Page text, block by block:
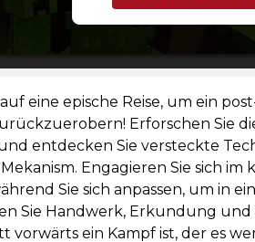
eine epische Reise, um ein
Erforschen Sie
entdecken Sie versteckte
Engagieren Sie sich
Sie sich anpassen, um in
Sie Handwerk, Erkundung
vorwärts ein Kampf ist, der es